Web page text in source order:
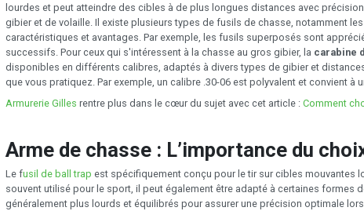
lourdes et peut atteindre des cibles à de plus longues distances avec
gibier et de volaille. Il existe plusieurs types de fusils de chasse, notamment
caractéristiques et avantages. Par exemple, les fusils superposés sont
successifs. Pour ceux qui s'intéressent à la chasse au gros gibier, la carabine
disponibles en différents calibres, adaptés à divers types de gibier et
que vous pratiquez. Par exemple, un calibre .30-06 est polyvalent et convient à
Armurerie Gilles rentre plus dans le cœur du sujet avec cet article : Comment
Arme de chasse : L’importance du
Le fusil de ball trap est spécifiquement conçu pour le tir sur cibles mouvantes
souvent utilisé pour le sport, il peut également être adapté à certaines
généralement plus lourds et équilibrés pour assurer une précision optimale